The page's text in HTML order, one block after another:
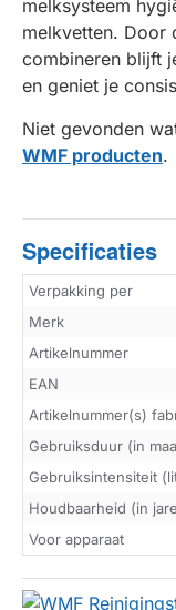
melksysteem
melkvetten. Door
combineren blijft
en geniet je
Niet gevonden
WMF producten.
Specificaties
Verpakking per
Merk
Artikelnummer
EAN
Artikelnummer(s)
Gebruiksduur (in
Gebruiksintensiteit
Houdbaarheid (in
Voor apparaat